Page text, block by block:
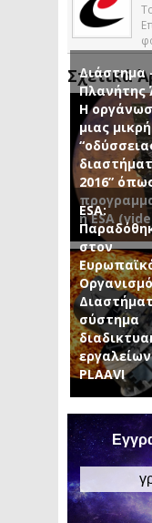
Σχετικά
Διάστημα
Πλανήτης
Η
μιας
2016”
η ESA
ESA:
στον
Οργανισμό
σύστημα
εργαλείων
PLAAVI